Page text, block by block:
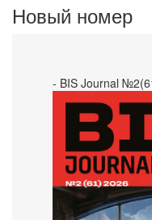
Новый номер
- BIS Journal